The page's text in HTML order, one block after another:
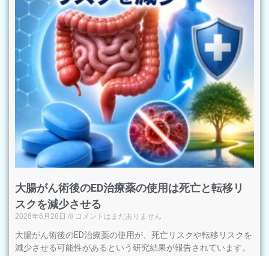
大腸がん術後のED治療薬の使用は死亡と転移リ
スクを減少させる
2026年6月28日 コメントはまだありません
大腸がん術後のED治療薬の使用が、死亡リスクや転移リスクを
減少させる可能性があるという研究結果が報告されています。